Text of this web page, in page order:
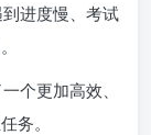
进度慢、考试
个更加高效、
务。